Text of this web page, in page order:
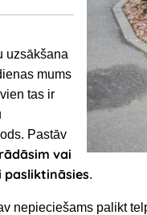
uzsākšana
mums
tas ir
Pastāv
vai
pasliktināsies.
nepieciešams palikt